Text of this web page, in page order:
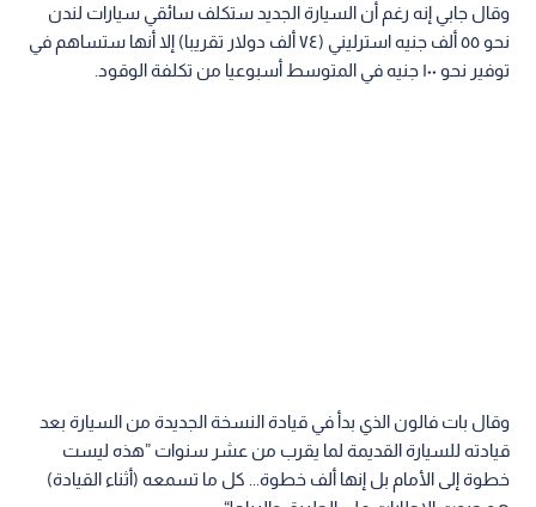
وقال جابي إنه رغم أن السيارة الجديد ستكلف سائقي سيارات لندن
نحو ٥٥ ألف جنيه استرليني (٧٤ ألف دولار تقريبا) إلا أنها ستساهم في
توفير نحو ١٠٠ جنيه في المتوسط أسبوعيا من تكلفة الوقود.
وقال بات فالون الذي بدأ في قيادة النسخة الجديدة من السيارة بعد
قيادته للسيارة القديمة لما يقرب من عشر سنوات ”هذه ليست
خطوة إلى الأمام بل إنها ألف خطوة... كل ما تسمعه (أثناء القيادة)